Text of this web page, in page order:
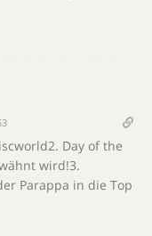
Day of the
wird!3.
Parappa in die Top